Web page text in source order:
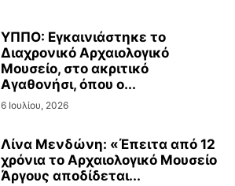
ΥΠΠΟ: Εγκαινιάστηκε το
Διαχρονικό Αρχαιολογικό
Μουσείο, στο ακριτικό
Αγαθονήσι, όπου ο...
6 Ιουλίου, 2026
Λίνα Μενδώνη: «Έπειτα από 12
χρόνια το Αρχαιολογικό Μουσείο
Άργους αποδίδεται...